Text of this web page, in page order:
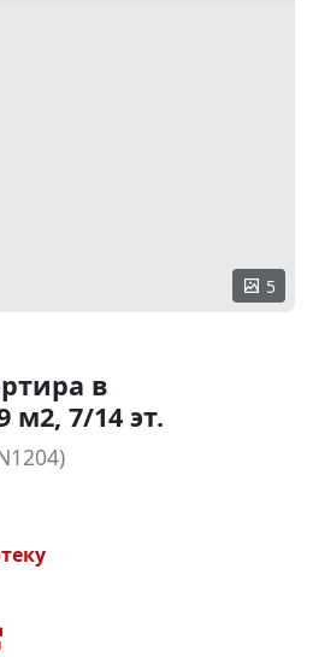
5
в
м2, 7/14 эт.